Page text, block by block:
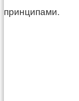
принципами.